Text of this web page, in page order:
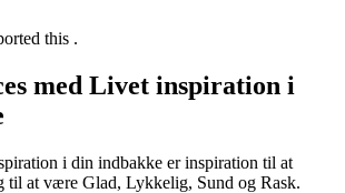
this .
med Livet inspiration i
i din indbakke er inspiration til at
til at være Glad, Lykkelig, Sund og Rask.